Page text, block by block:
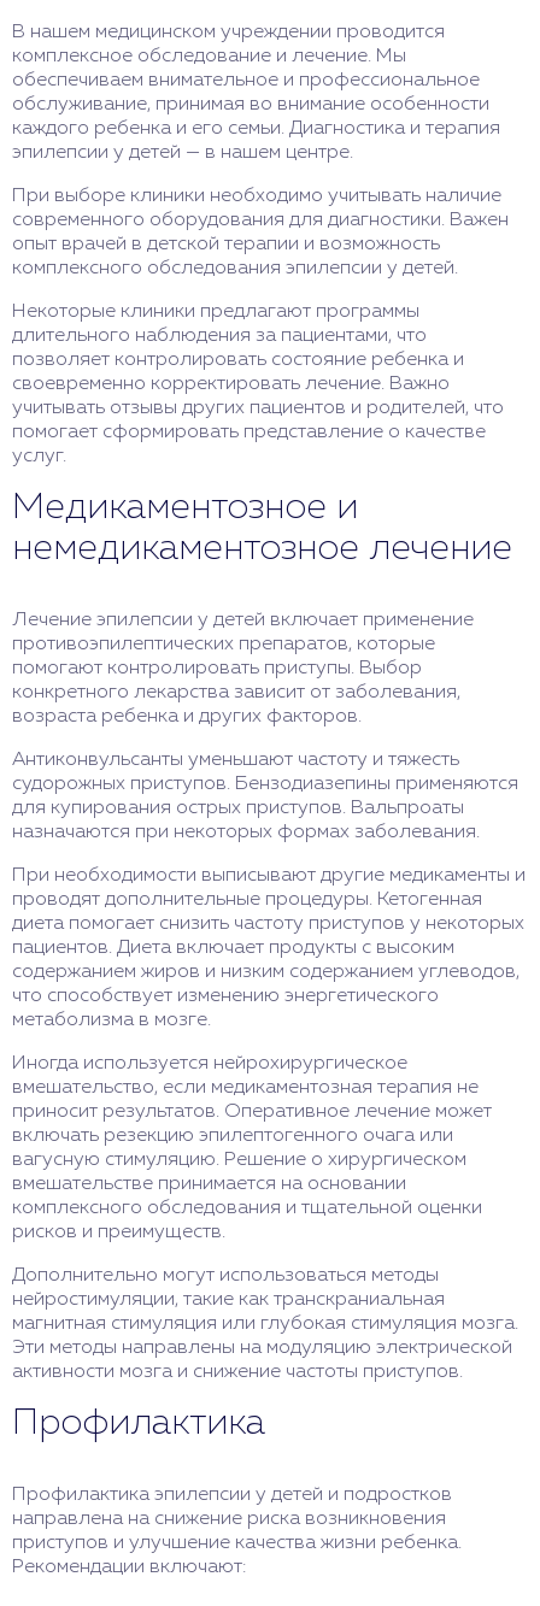
В нашем медицинском учреждении проводится
комплексное обследование и лечение. Мы
обеспечиваем внимательное и профессиональное
обслуживание, принимая во внимание особенности
каждого ребенка и его семьи. Диагностика и терапия
эпилепсии у детей — в нашем центре.
При выборе клиники необходимо учитывать наличие
современного оборудования для диагностики. Важен
опыт врачей в детской терапии и возможность
комплексного обследования эпилепсии у детей.
Некоторые клиники предлагают программы
длительного наблюдения за пациентами, что
позволяет контролировать состояние ребенка и
своевременно корректировать лечение. Важно
учитывать отзывы других пациентов и родителей, что
помогает сформировать представление о качестве
услуг.
Медикаментозное и
немедикаментозное лечение
Лечение эпилепсии у детей включает применение
противоэпилептических препаратов, которые
помогают контролировать приступы. Выбор
конкретного лекарства зависит от заболевания,
возраста ребенка и других факторов.
Антиконвульсанты уменьшают частоту и тяжесть
судорожных приступов. Бензодиазепины применяются
для купирования острых приступов. Вальпроаты
назначаются при некоторых формах заболевания.
При необходимости выписывают другие медикаменты и
проводят дополнительные процедуры. Кетогенная
диета помогает снизить частоту приступов у некоторых
пациентов. Диета включает продукты с высоким
содержанием жиров и низким содержанием углеводов,
что способствует изменению энергетического
метаболизма в мозге.
Иногда используется нейрохирургическое
вмешательство, если медикаментозная терапия не
приносит результатов. Оперативное лечение может
включать резекцию эпилептогенного очага или
вагусную стимуляцию. Решение о хирургическом
вмешательстве принимается на основании
комплексного обследования и тщательной оценки
рисков и преимуществ.
Дополнительно могут использоваться методы
нейростимуляции, такие как транскраниальная
магнитная стимуляция или глубокая стимуляция мозга.
Эти методы направлены на модуляцию электрической
активности мозга и снижение частоты приступов.
Профилактика
Профилактика эпилепсии у детей и подростков
направлена на снижение риска возникновения
приступов и улучшение качества жизни ребенка.
Рекомендации включают: